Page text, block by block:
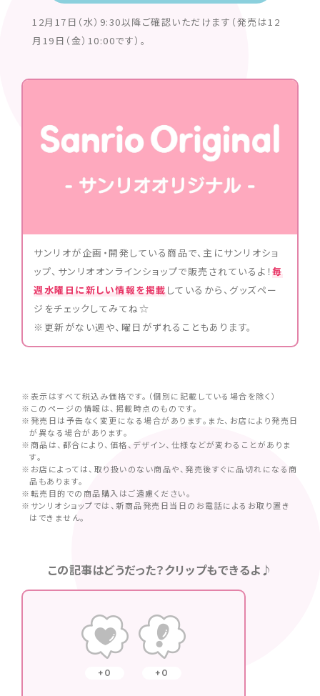
12月17日（水）9:30以降ご確認いただけます（発売は12
月19日（金）10:00です）。
サンリオが企画・開発している商品で、主にサンリオショ
ップ、サンリオオンラインショップで販売されているよ！毎
週水曜日に新しい情報を掲載 しているから、グッズペー
ジをチェックしてみてね☆
※更新がない週や、曜日がずれることもあります。
※表示はすべて税込み価格です。（個別に記載している場合を除く）
※このページの情報は、掲載時点のものです。
※発売日は予告なく変更になる場合があります。また、お店により発売日
が異なる場合があります。
※商品は、都合により、価格、デザイン、仕様などが変わることがありま
す。
※お店によっては、取り扱いのない商品や、発売後すぐに品切れになる商
品もあります。
※転売目的での商品購入はご遠慮ください。
※サンリオショップでは、新商品発売日当日のお電話によるお取り置き
はできません。
この記事はどうだった？クリップもできるよ♪
0 0